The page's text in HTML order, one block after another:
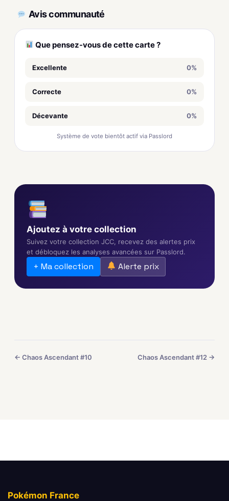
Avis communauté
Que pensez-vous de cette carte ?
Excellente 0%
Correcte 0%
Décevante 0%
Système de vote bientôt actif via Passlord
Ajoutez à votre collection
Suivez votre collection JCC, recevez des alertes prix
et débloquez les analyses avancées sur Passlord.
+ Ma collection Alerte prix
← Chaos Ascendant #10 Chaos Ascendant #12 →
Pokémon France